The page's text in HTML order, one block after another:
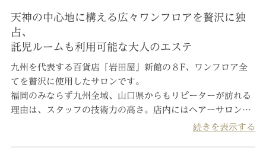
天神の中心地に構える広々ワンフロアを贅沢に独
占、
託児ルームも利用可能な大人のエステ
九州を代表する百貨店「岩田屋」新館の８F、ワンフロア全
てを贅沢に使用したサロンです。
福岡のみならず九州全域、山口県からもリピーターが訪れる
理由は、スタッフの技術力の高さ。 店内にはヘアーサロンを
併設、MIカード特典にてポイントのご利用も可能。また、岩
続きを表示する